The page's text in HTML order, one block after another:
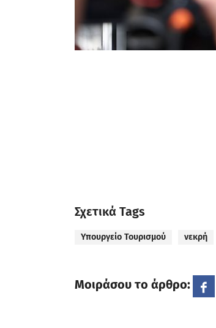
Σχετικά Tags
Υπουργείο Τουρισμού νεκρή
Μοιράσου το άρθρο: